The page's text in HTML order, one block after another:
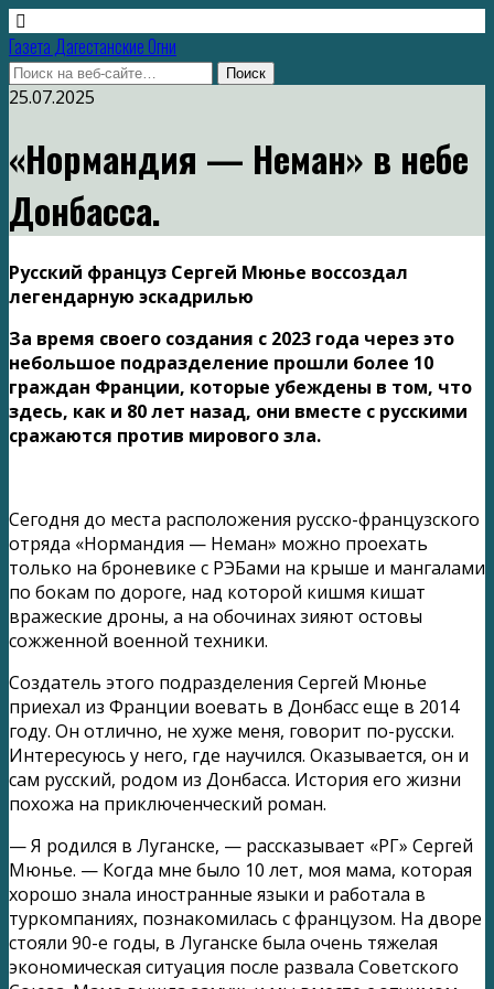
Газета Дагестанские Огни
25.07.2025
«Нормандия — Неман» в небе
Донбасса.
Русский француз Сергей Мюнье воссоздал
легендарную эскадрилью
За время своего создания с 2023 года через это
небольшое подразделение прошли более 10
граждан Франции, которые убеждены в том, что
здесь, как и 80 лет назад, они вместе с русскими
сражаются против мирового зла.
Сегодня до места расположения русско-французского
отряда «Нормандия — Неман» можно проехать
только на броневике с РЭБами на крыше и мангалами
по бокам по дороге, над которой кишмя кишат
вражеские дроны, а на обочинах зияют остовы
сожженной военной техники.
Создатель этого подразделения Сергей Мюнье
приехал из Франции воевать в Донбасс еще в 2014
году. Он отлично, не хуже меня, говорит по-русски.
Интересуюсь у него, где научился. Оказывается, он и
сам русский, родом из Донбасса. История его жизни
похожа на приключенческий роман.
— Я родился в Луганске, — рассказывает «РГ» Сергей
Мюнье. — Когда мне было 10 лет, моя мама, которая
хорошо знала иностранные языки и работала в
туркомпаниях, познакомилась с французом. На дворе
стояли 90-е годы, в Луганске была очень тяжелая
экономическая ситуация после развала Советского